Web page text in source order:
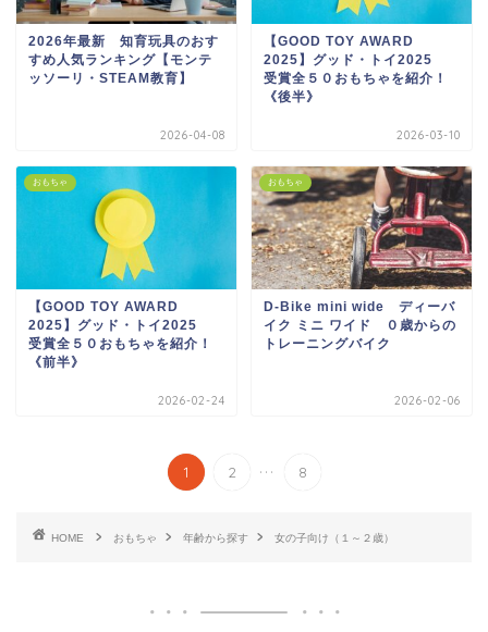
2026年最新 知育玩具のおす
すめ人気ランキング【モンテ
ッソーリ・STEAM教育】
2026-04-08
【GOOD TOY AWARD
2025】グッド・トイ2025
受賞全５０おもちゃを紹介！
《後半》
2026-03-10
おもちゃ
【GOOD TOY AWARD
2025】グッド・トイ2025
受賞全５０おもちゃを紹介！
《前半》
2026-02-24
おもちゃ
D-Bike mini wide ディーバ
イク ミニ ワイド ０歳からの
トレーニングバイク
2026-02-06
1 2 ... 8
HOME おもちゃ 年齢から探す 女の子向け（１～２歳）